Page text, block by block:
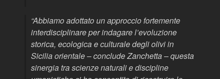
“Abbiamo adottato un approccio fortemente
interdisciplinare per indagare l’evoluzione
storica, ecologica e culturale degli olivi in
Sicilia orientale– conclude Zanchetta –questa
sinergia tra scienze naturali e discipline